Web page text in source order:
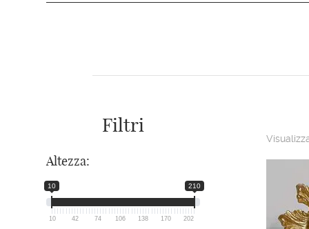
Filtri
Altezza:
10 210
10 42 74 106 138 170 202